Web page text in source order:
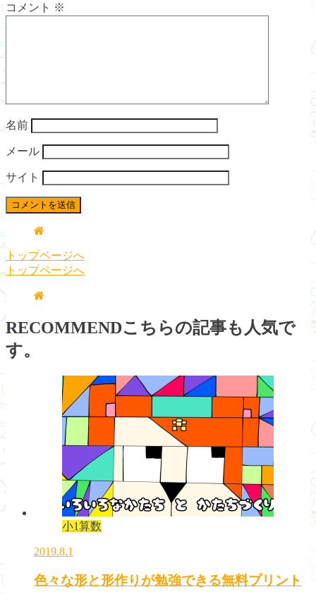
コメント ※
名前
メール
サイト
トップページへ
トップページへ
RECOMMENDこちらの記事も人気で
す。
小1算数
2019.8.1
色々な形と形作りが勉強できる無料プリント